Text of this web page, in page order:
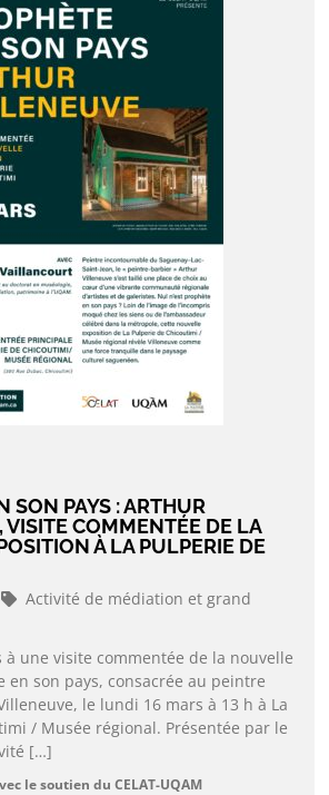
SON PAYS : ARTHUR
COMMENTÉE DE LA
À LA PULPERIE DE
Activité de médiation et grand
à une visite commentée de la nouvelle
en son pays, consacrée au peintre
le lundi 16 mars à 13 h à La
/ Musée régional. Présentée par le
[…]
le soutien du CELAT-UQAM